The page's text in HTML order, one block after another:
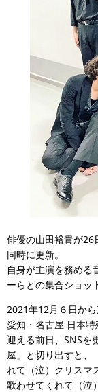
俳優の山田裕貴が
同時に更新。
自身が主演を務める
ーらとの集合ショッ
2021年12月６日から
愛知・名古屋 日本
迎える前日、SNSを
屋」と切り出すと、
れて（泣）クリスマ
歌わせてくれて（泣